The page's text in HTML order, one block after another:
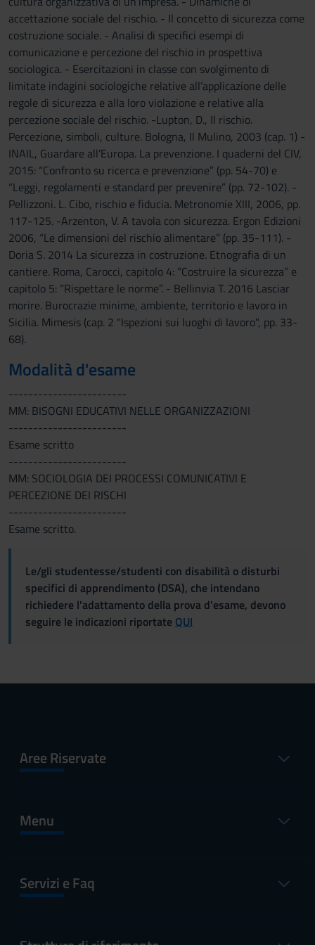
accettazione sociale del rischio. - Il concetto di sicurezza come
costruzione sociale. - Analisi di specifici esempi di
comunicazione e percezione del rischio in prospettiva
sociologica. - Esercitazioni in classe con svolgimento di
limitate indagini sociologiche relative all’applicazione delle
regole di sicurezza e alla loro violazione e relative alla
percezione sociale del rischio. -Lupton, D., Il rischio.
Percezione, simboli, culture. Bologna, Il Mulino, 2003 (cap. 1) -
INAIL, Guardare all’Europa. La prevenzione. I quaderni del CIV,
2015: “Confronto su ricerca e prevenzione” (pp. 54-70) e
“Leggi, regolamenti e standard per prevenire” (pp. 72-102). -
Pellizzoni. L. Cibo, rischio e fiducia. Metronomie XIII, 2006, pp.
117-125. -Arzenton, V. A tavola con sicurezza. Ergon Edizioni
2006, “Le dimensioni del rischio alimentare” (pp. 35-111). -
Doria S. 2014 La sicurezza in costruzione. Etnografia di un
cantiere. Roma, Carocci, capitolo 4: “Costruire la sicurezza” e
capitolo 5: “Rispettare le norme”. - Bellinvia T. 2016 Lasciar
morire. Burocrazie minime, ambiente, territorio e lavoro in
Sicilia. Mimesis (cap. 2 "Ispezioni sui luoghi di lavoro", pp. 33-
68).
Modalità d'esame
------------------------
MM: BISOGNI EDUCATIVI NELLE ORGANIZZAZIONI
------------------------
Esame scritto
------------------------
MM: SOCIOLOGIA DEI PROCESSI COMUNICATIVI E
PERCEZIONE DEI RISCHI
------------------------
Esame scritto.
Le/gli studentesse/studenti con disabilità o disturbi
specifici di apprendimento (DSA), che intendano
richiedere l'adattamento della prova d'esame, devono
seguire le indicazioni riportate QUI
Aree Riservate
Menu
Servizi e Faq